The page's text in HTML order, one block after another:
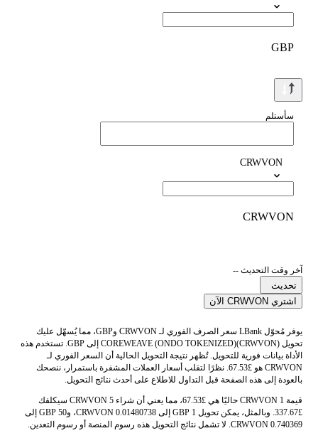
GBP
سأستلم
CRWVON
CRWVON
آخر وقت التحديث --
تحديث
اشتري CRWVON الآن
يوفر مُحوّل LBank سعر الصرف الفوري لـ CRWVON وGBP، مما يُسهّل عليك
تحويل COREWEAVE (ONDO TOKENIZED)(CRWVON) إلى GBP. تستخدم هذه
الأداة بيانات فورية للتحويل. تُظهر نتيجة التحويل الحالية أن السعر الفوري لـ
CRWVON هو £67.53. نظرًا لتقلب أسعار العملات المشفرة باستمرار، ننصحك
بالعودة إلى هذه الصفحة قبل التداول للاطلاع على أحدث نتائج التحويل.
قيمة 1 CRWVON حاليًا هي £67.53، مما يعني أن شراء 5 CRWVON سيكلفك
£337.67. وبالمثل، يمكن تحويل 1 GBP إلى 0.01480738 CRWVON، و50 GBP إلى
0.740369 CRWVON. لا تشمل نتائج التحويل هذه رسوم المنصة أو رسوم التعدين.